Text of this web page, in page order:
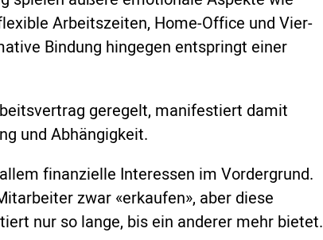
Arbeitszeiten, Home-Office und Vier-
Bindung hingegen entspringt einer
geregelt, manifestiert damit
und Abhängigkeit.
finanzielle Interessen im Vordergrund.
zwar «erkaufen», aber diese
nur so lange, bis ein anderer mehr bietet.